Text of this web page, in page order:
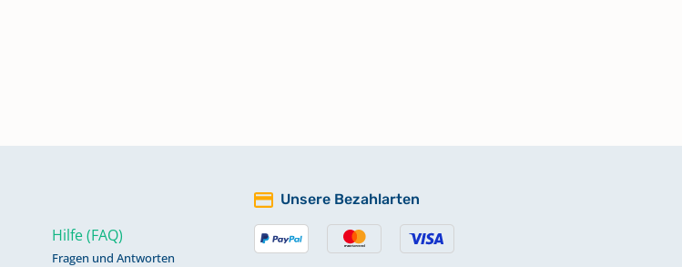
Hilfe (FAQ)
Fragen und Antworten
Unsere Bezahlarten